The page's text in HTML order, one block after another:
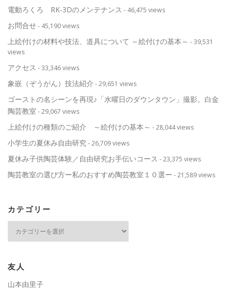
電動ろくろ RK-3Dのメンテナンス - 46,475 views
お問合せ- 45,190 views
上絵付けの材料や技法、道具について ～絵付けの基本～ - 39,531
views
アクセス - 33,346 views
象嵌（ぞうがん）技法紹介 - 29,651 views
ゴーストの名シーンを再現♪「水曜日のダウンタウン」撮影。白金
陶芸教室 - 29,067 views
上絵付けの種類のご紹介 ～絵付けの基本～ - 28,044 views
小学生の夏休み自由研究- 26,709 views
夏休み子供陶芸体験／自由研究お手伝いコース - 23,375 views
陶芸教室の選び方ー私のおすすめ陶芸教室１０選ー - 21,589 views
カテゴリー
ー
友人
山本由里子